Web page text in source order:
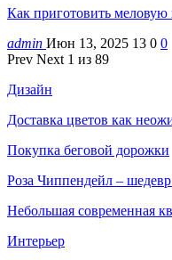
Как приготовить
admin Июн 13, 2025 13 0 0
Prev Next 1 из 89
Дизайн
Доставка цветов как
Покупка беговой дорожки
Роза Чиппендейл –
Небольшая современная
Интерьер